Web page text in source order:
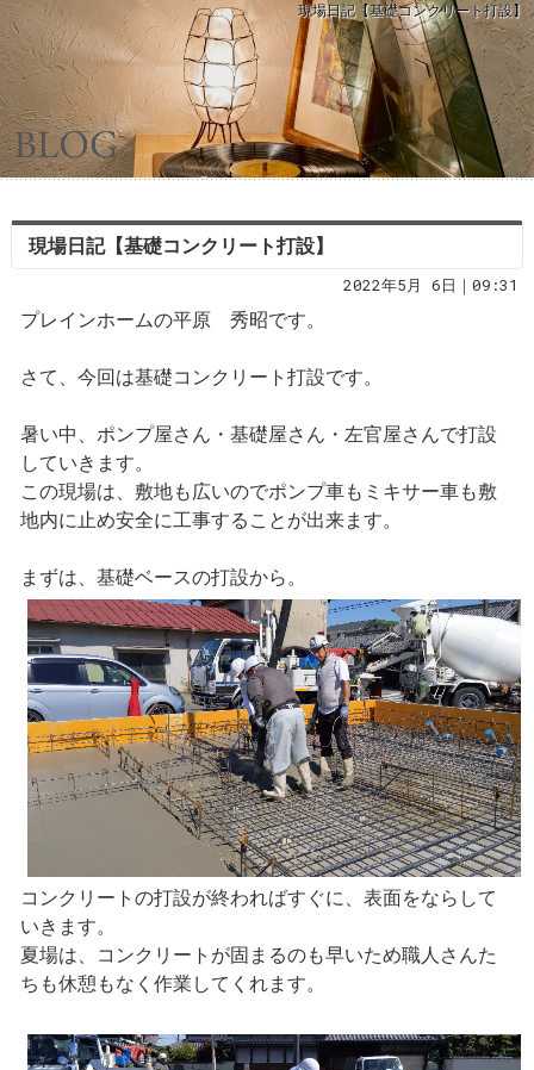
現場日記【基礎コンクリート打設】
現場日記【基礎コンクリート打設】
2022年5月 6日｜09:31
プレインホームの平原 秀昭です。
さて、今回は基礎コンクリート打設です。
暑い中、ポンプ屋さん・基礎屋さん・左官屋さんで打設
していきます。
この現場は、敷地も広いのでポンプ車もミキサー車も敷
地内に止め安全に工事することが出来ます。
まずは、基礎ベースの打設から。
コンクリートの打設が終わればすぐに、表面をならして
いきます。
夏場は、コンクリートが固まるのも早いため職人さんた
ちも休憩もなく作業してくれます。